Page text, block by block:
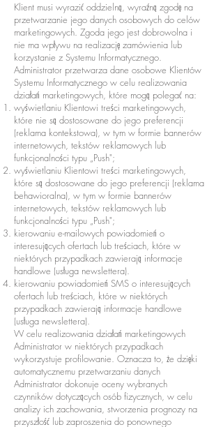
Klient musi wyrazić oddzielną, wyraźną zgodę na
przetwarzanie jego danych osobowych do celów
marketingowych. Zgoda jego jest dobrowolna i
nie ma wpływu na realizację zamówienia lub
korzystanie z Systemu Informatycznego.
Administrator przetwarza dane osobowe Klientów
Systemu Informatycznego w celu realizowania
działań marketingowych, które mogą polegać na:
wyświetlaniu Klientowi treści marketingowych,
które nie są dostosowane do jego preferencji
(reklama kontekstowa), w tym w formie bannerów
internetowych, tekstów reklamowych lub
funkcjonalności typu „Push";
wyświetlaniu Klientowi treści marketingowych,
które są dostosowane do jego preferencji (reklama
behawioralna), w tym w formie bannerów
internetowych, tekstów reklamowych lub
funkcjonalności typu „Push";
kierowaniu e-mailowych powiadomień o
interesujących ofertach lub treściach, które w
niektórych przypadkach zawierają informacje
handlowe (usługa newslettera).
kierowaniu powiadomień SMS o interesujących
ofertach lub treściach, które w niektórych
przypadkach zawierają informacje handlowe
(usługa newslettera).
W celu realizowania działań marketingowych
Administrator w niektórych przypadkach
wykorzystuje profilowanie. Oznacza to, że dzięki
automatycznemu przetwarzaniu danych
Administrator dokonuje oceny wybranych
czynników dotyczących osób fizycznych, w celu
analizy ich zachowania, stworzenia prognozy na
przyszłość lub zaproszenia do ponownego